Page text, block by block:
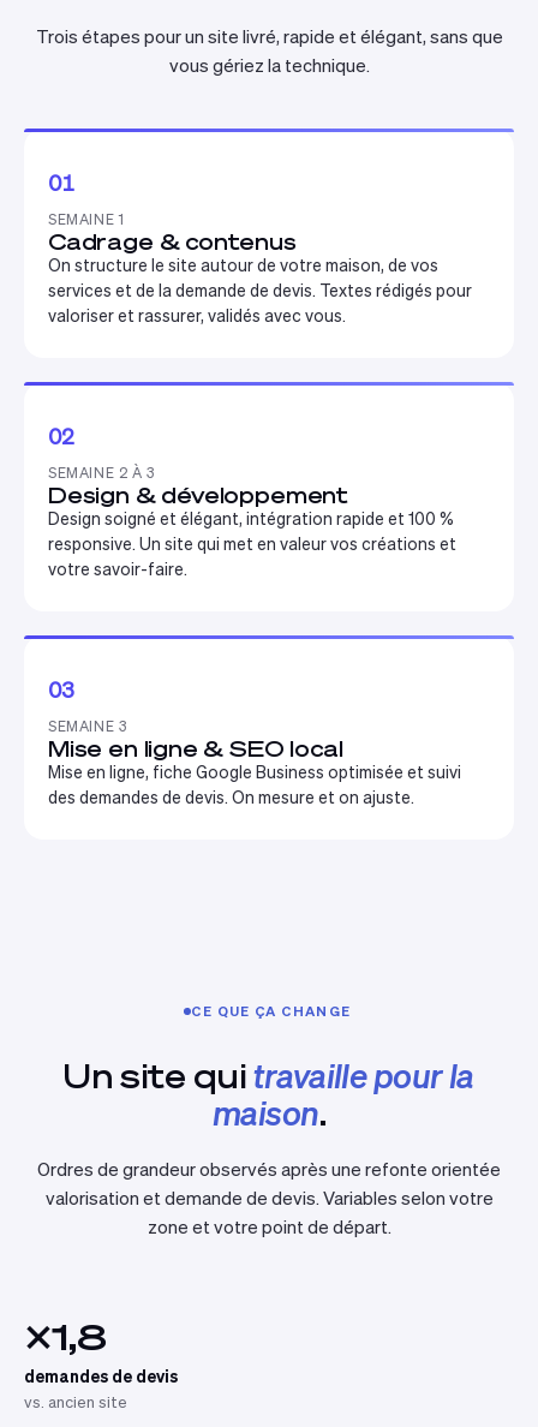
Trois étapes pour un site livré, rapide et élégant, sans que
vous gériez la technique.
01
SEMAINE 1
Cadrage & contenus
On structure le site autour de votre maison, de vos
services et de la demande de devis. Textes rédigés pour
valoriser et rassurer, validés avec vous.
02
SEMAINE 2 À 3
Design & développement
Design soigné et élégant, intégration rapide et 100 %
responsive. Un site qui met en valeur vos créations et
votre savoir-faire.
03
SEMAINE 3
Mise en ligne & SEO local
Mise en ligne, fiche Google Business optimisée et suivi
des demandes de devis. On mesure et on ajuste.
CE QUE ÇA CHANGE
Un site quitravaille pour la
maison.
Ordres de grandeur observés après une refonte orientée
valorisation et demande de devis. Variables selon votre
zone et votre point de départ.
×1,8
demandes de devis
vs. ancien site